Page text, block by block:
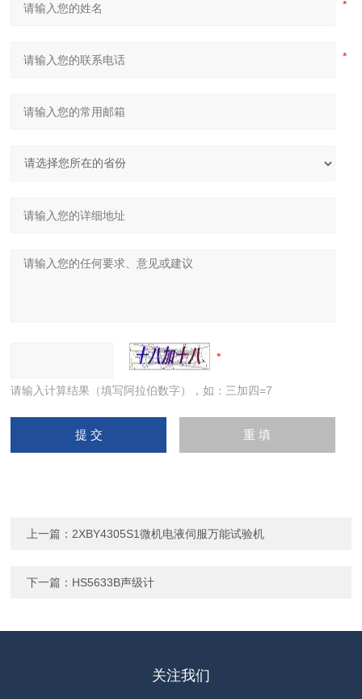
请输入计算结果（填写阿拉伯数字），如：三加四=7
上一篇： 2XBY4305S1微机电液伺服万能试验机
下一篇： HS5633B声级计
关注我们